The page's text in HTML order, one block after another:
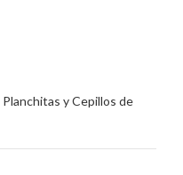
Planchitas y Cepillos de